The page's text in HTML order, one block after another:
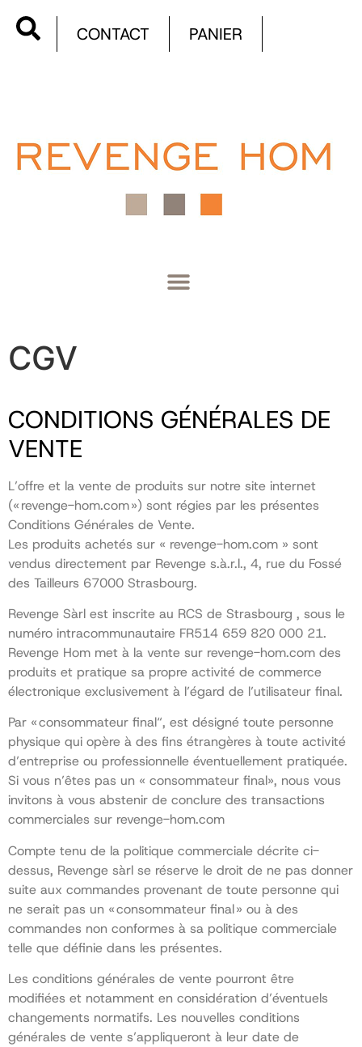
CONTACT PANIER
CGV
CONDITIONS GÉNÉRALES DE
VENTE
L’offre et la vente de produits sur notre site internet
(« revenge-hom.com ») sont régies par les présentes
Conditions Générales de Vente.
Les produits achetés sur « revenge-hom.com » sont
vendus directement par Revenge s.à.r.l., 4, rue du Fossé
des Tailleurs 67000 Strasbourg.
Revenge Sàrl est inscrite au RCS de Strasbourg , sous le
numéro intracommunautaire FR514 659 820 000 21.
Revenge Hom met à la vente sur revenge-hom.com des
produits et pratique sa propre activité de commerce
électronique exclusivement à l’égard de l’utilisateur final.
Par « consommateur final“, est désigné toute personne
physique qui opère à des fins étrangères à toute activité
d’entreprise ou professionnelle éventuellement pratiquée.
Si vous n’êtes pas un « consommateur final», nous vous
invitons à vous abstenir de conclure des transactions
commerciales sur revenge-hom.com
Compte tenu de la politique commerciale décrite ci-
dessus, Revenge sàrl se réserve le droit de ne pas donner
suite aux commandes provenant de toute personne qui
ne serait pas un « consommateur final » ou à des
commandes non conformes à sa politique commerciale
telle que définie dans les présentes.
Les conditions générales de vente pourront être
modifiées et notamment en considération d’éventuels
changements normatifs. Les nouvelles conditions
générales de vente s’appliqueront à leur date de